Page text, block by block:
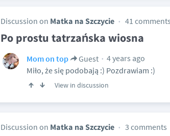
Discussion on Matka na Szczycie 41 comments
Po prostu tatrzańska wiosna
Mom on top Guest
4 years ago
Miło, że się podobają :) Pozdrawiam :)
View in discussion
Discussion on Matka na Szczycie 3 comments